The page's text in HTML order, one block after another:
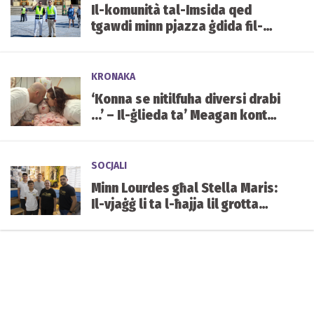
Il-komunità tal-Imsida qed
tgawdi minn pjazza ġdida fil-
KRONAKA
‘Konna se nitilfuha diversi drabi
...’ – Il-ġlieda ta’ Meagan kontra
SOCJALI
Minn Lourdes għal Stella Maris:
Il-vjaġġ li ta l-ħajja lil grotta